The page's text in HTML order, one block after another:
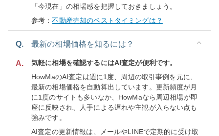
「今現在」の相場感を把握しておきましょう。
参考：不動産売却のベストタイミングは？
Q. 最新の相場価格を知るには？
A.
気軽に相場を確認するにはAI査定が便利です。
HowMaのAI査定は週に1度、周辺の取引事例を元に、
最新の相場価格を自動算出しています。更新頻度が月
に1度のサイトも多いなか、HowMaなら周辺相場が即
座に反映され、人手による遅れや主観が入らない点も
強みです。
AI査定の更新情報は、メールやLINEで定期的に受け取